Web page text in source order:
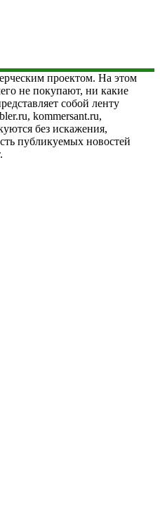
проектом. На этом
не покупают, ни какие
собой ленту
kommersant.ru,
без искажения,
публикуемых новостей